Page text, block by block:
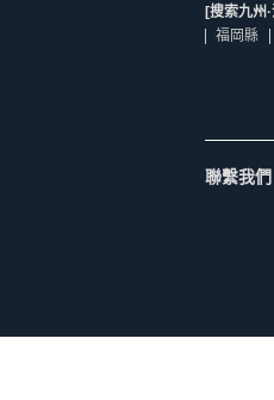
[搜索九州
福岡縣
聯繫我們